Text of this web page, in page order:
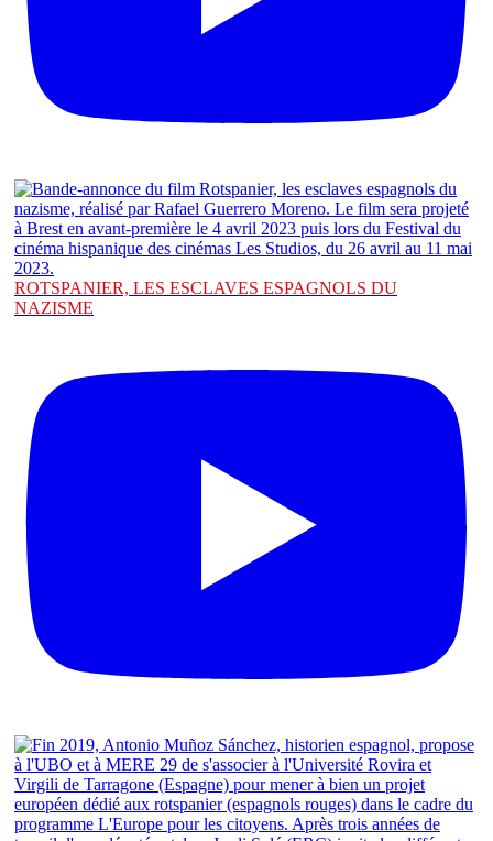
ROTSPANIER, LES ESCLAVES ESPAGNOLS DU
NAZISME